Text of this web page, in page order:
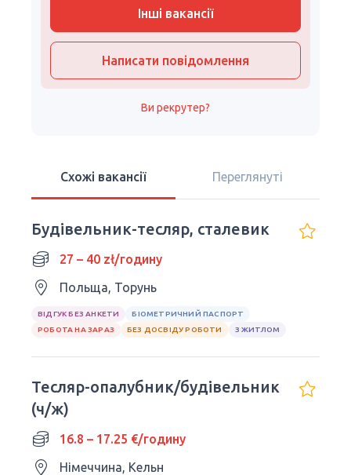
Інші вакансії
Написати повідомлення
Ви рекрутер?
Схожі вакансії Переглянуті
Будівельник-тесляр, сталевик
27 – 40 zł/годину
Польща, Торунь
ВІДГУК БЕЗ АНКЕТИ
БІОМЕТРИЧНИЙ ПАСПОРТ
РОБОТА НА ЗАРАЗ
БЕЗ ДОСВІДУ РОБОТИ З ЖИТЛОМ
Тесляр-опалубник/будівельник
(ч/ж)
16.8 – 17.25 €/годину
Німеччина, Кельн